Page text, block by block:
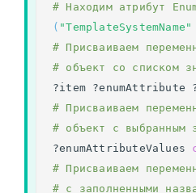
# Находим атрибут
( "TemplateSystemName"
# Присваиваем
# объект со списком
?item ?enumAttribute
# Присваиваем
# объект с выбранным
?enumAttributeValues
# Присваиваем
# с заполненными